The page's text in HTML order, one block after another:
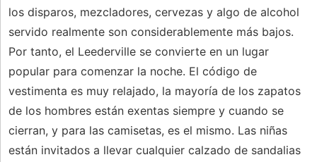
los disparos, mezcladores, cervezas y algo de alcohol
servido realmente son considerablemente más bajos.
Por tanto, el Leederville se convierte en un lugar
popular para comenzar la noche. El código de
vestimenta es muy relajado, la mayoría de los zapatos
de los hombres están exentas siempre y cuando se
cierran, y para las camisetas, es el mismo. Las niñas
están invitados a llevar cualquier calzado de sandalias